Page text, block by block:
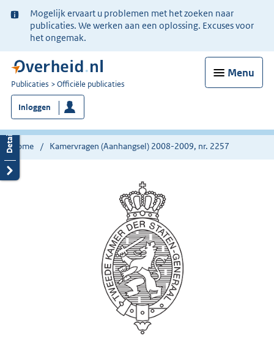
Ter
informatie:
Mogelijk ervaart u problemen met het zoeken naar
publicaties. We werken aan een oplossing. Excuses voor
het ongemak.
Menu
U
bent
nu
hier:
Publicaties Officiële publicaties
Inloggen
Home Kamervragen (Aanhangsel) 2008-2009, nr. 2257